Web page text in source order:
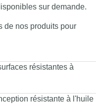
sur demande.
de nos produits pour
résistantes à
résistante à l'huile